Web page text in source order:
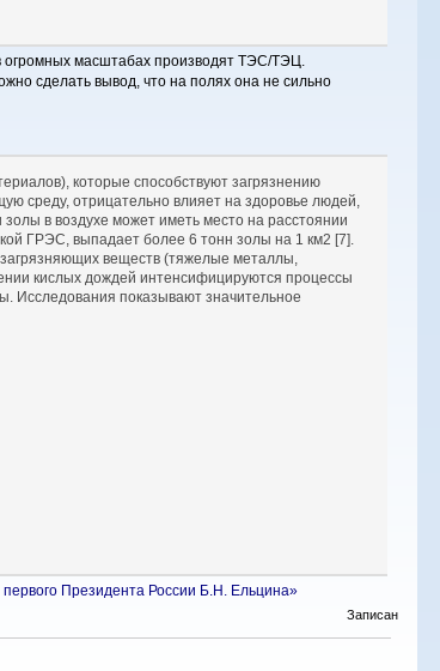
огромных масштабах производят ТЭС/ТЭЦ.
сделать вывод, что на полях она не сильно
которые способствуют загрязнению
среду, отрицательно влияет на здоровье людей,
в воздухе может иметь место на расстоянии
ГРЭС, выпадает более 6 тонн золы на 1 км2 [7].
загрязняющих веществ (тяжелые металлы,
кислых дождей интенсифицируются процессы
Исследования показывают значительное
Президента России Б.Н. Ельцина»
Записан